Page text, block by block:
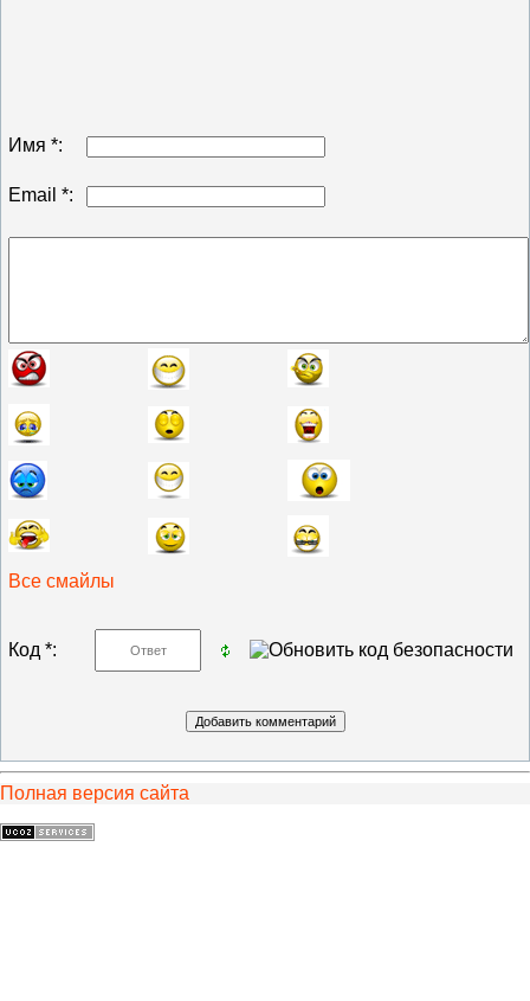
Имя *:
Email *:
Все смайлы
Код *:
Полная версия сайта